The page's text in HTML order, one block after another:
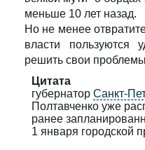
меньше 10 лет назад.
Но не менее
власти пользуются
решить свои
Цитата
губернатор Санкт-
Полтавченко уже
ранее
1 января городской